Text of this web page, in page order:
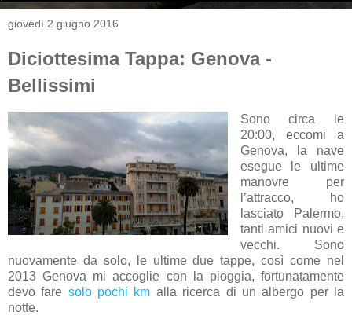
giovedì 2 giugno 2016
Diciottesima Tappa: Genova -
Bellissimi
Sono circa le
20:00, eccomi a
Genova, la nave
esegue le ultime
manovre per
l’attracco, ho
lasciato Palermo,
tanti amici nuovi e
vecchi. Sono
nuovamente da solo, le ultime due tappe, così come nel
2013 Genova mi accoglie con la pioggia, fortunatamente
devo fare solo pochi km alla ricerca di un albergo per la
notte.